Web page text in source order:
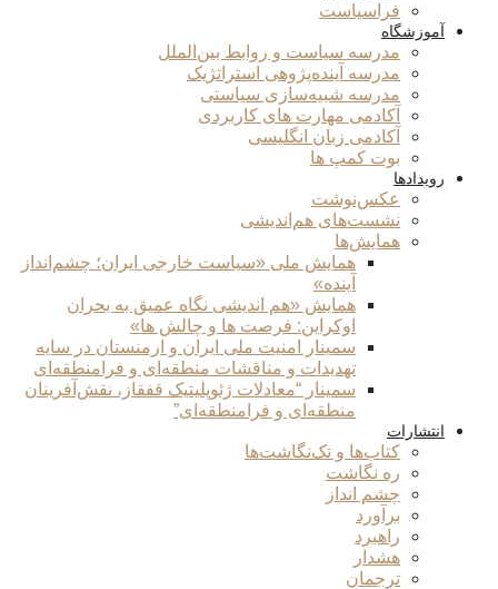
فراسیاست
آموزشگاه
مدرسه سیاست و روابط بین‌الملل
مدرسه آینده‌پژوهی استراتژیک
مدرسه شبیه‌سازی سیاستی
آکادمی مهارت های کاربردی
آکادمی زبان انگلیسی
بوت کمپ ها
رویدادها
عکس‌نوشت
نشست‌های هم‌اندیشی
همایش‌ها
همایش ملی «سیاست خارجی ایران؛ چشم‌انداز
آینده»
همایش «هم اندیشی نگاه عمیق به بحران
اوکراین: فرصت ها و چالش ها»
سمینار امنیت ملی ایران و ارمنستان در سایه
تهدیدات و مناقشات منطقه‌ای و فرامنطقه‌ای
سمینار “معادلات ژئوپلیتیک قفقاز، نقش‌آفرینان
منطقه‌ای و فرامنطقه‌ای”
انتشارات
کتاب‌ها و تک‌نگاشت‌ها
ره نگاشت
چشم انداز
برآورد
راهبرد
هشدار
ترجمان